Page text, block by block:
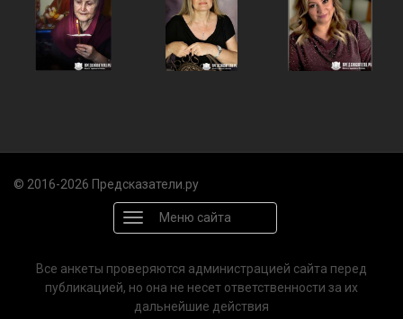
© 2016-2026 Предсказатели.ру
Меню сайта
Все анкеты проверяются администрацией сайта перед
публикацией, но она не несет ответственности за их
дальнейшие действия